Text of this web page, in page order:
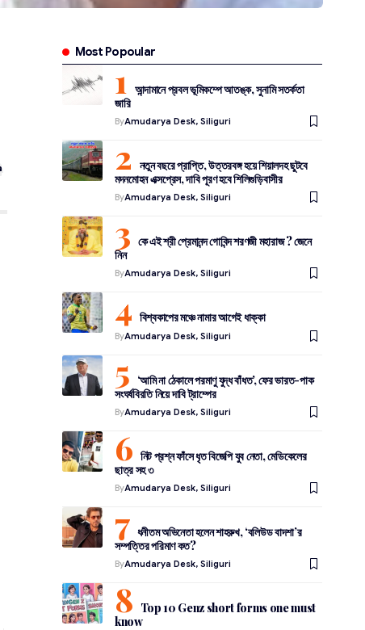
Most Popoular
আন্দামানে প্রবল ভূমিকম্পে আতঙ্ক, সুনামি সতর্কতা
জারি
ByAmudarya Desk, Siliguri
নতুন বছরে প্রাপ্তি, উত্তরবঙ্গ হয়ে শিয়ালদহ ছুটবে
মদনমোহন এক্সপ্রেস, দাবি পূরণ হবে শিলিগুড়িবাসীর
ByAmudarya Desk, Siliguri
কে এই শ্রী প্রেমানন্দ গোবিন্দ শরণজী মহারাজ ? জেনে
নিন
ByAmudarya Desk, Siliguri
বিশ্বকাপের মঞ্চে নামার আগেই ধাক্কা
ByAmudarya Desk, Siliguri
‘আমি না ঠেকালে পরমাণু যুদ্ধ বাঁধত’, ফের ভারত-পাক
সংঘর্ষবিরতি নিয়ে দাবি ট্রাম্পের
ByAmudarya Desk, Siliguri
নিট প্রশ্ন ফাঁসে ধৃত বিজেপি যুব নেতা, মেডিকেলের
ছাত্র সহ ৩
ByAmudarya Desk, Siliguri
ধনীতম অভিনেতা হলেন শাহরুখ, ‘বলিউড বাদশা’র
সম্পত্তির পরিমাণ কত?
ByAmudarya Desk, Siliguri
Top 10 Genz short forms one must
know